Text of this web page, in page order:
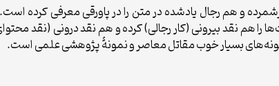
و هم رجال یادشده در متن را در پاورقی معرفی کرده
هم نقد بیرونی (کار رجالی) کرده و هم نقد درونی (نقد
بسیار خوب مقاتل معاصر و نمونۀ پژوهشی علمی است.